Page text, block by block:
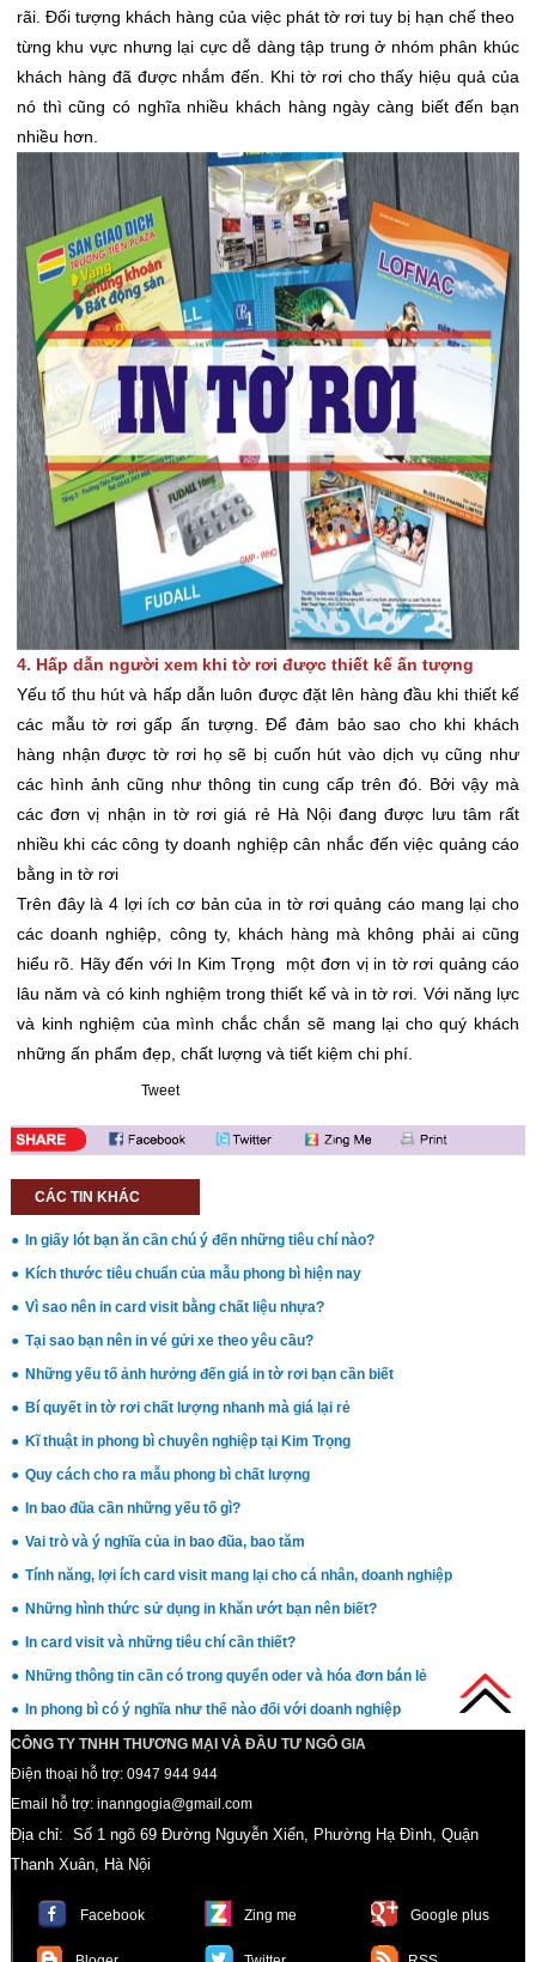
rãi. Đối tượng khách hàng của việc phát tờ rơi tuy bị hạn chế theo
từng khu vực nhưng lại cực dễ dàng tập trung ở nhóm phân khúc
khách hàng đã được nhắm đến. Khi tờ rơi cho thấy hiệu quả của
nó thì cũng có nghĩa nhiều khách hàng ngày càng biết đến bạn
nhiều hơn.
4. Hấp dẫn người xem khi tờ rơi được thiết kế ấn tượng
Yếu tố thu hút và hấp dẫn luôn được đặt lên hàng đầu khi thiết kế
các mẫu tờ rơi gấp ấn tượng. Để đảm bảo sao cho khi khách
hàng nhận được tờ rơi họ sẽ bị cuốn hút vào dịch vụ cũng như
các hình ảnh cũng như thông tin cung cấp trên đó. Bởi vậy mà
các đơn vị nhận in tờ rơi giá rẻ Hà Nội đang được lưu tâm rất
nhiều khi các công ty doanh nghiệp cân nhắc đến việc quảng cáo
bằng in tờ rơi
Trên đây là 4 lợi ích cơ bản của in tờ rơi quảng cáo mang lại cho
các doanh nghiệp, công ty, khách hàng mà không phải ai cũng
hiểu rõ. Hãy đến với In Kim Trọng một đơn vị in tờ rơi quảng cáo
lâu năm và có kinh nghiệm trong thiết kế và in tờ rơi. Với năng lực
và kinh nghiệm của mình chắc chắn sẽ mang lại cho quý khách
những ấn phẩm đẹp, chất lượng và tiết kiệm chi phí.
Tweet
CÁC TIN KHÁC
In giấy lót bạn ăn cần chú ý đến những tiêu chí nào?
Kích thước tiêu chuẩn của mẫu phong bì hiện nay
Vì sao nên in card visit bằng chất liệu nhựa?
Tại sao bạn nên in vé gửi xe theo yêu cầu?
Những yếu tố ảnh hưởng đến giá in tờ rơi bạn cần biết
Bí quyết in tờ rơi chất lượng nhanh mà giá lại rẻ
Kĩ thuật in phong bì chuyên nghiệp tại Kim Trọng
Quy cách cho ra mẫu phong bì chất lượng
In bao đũa cần những yếu tố gì?
Vai trò và ý nghĩa của in bao đũa, bao tăm
Tính năng, lợi ích card visit mang lại cho cá nhân, doanh nghiệp
Những hình thức sử dụng in khăn ướt bạn nên biết?
In card visit và những tiêu chí cần thiết?
Những thông tin cần có trong quyển oder và hóa đơn bán lẻ
In phong bì có ý nghĩa như thế nào đối với doanh nghiệp
CÔNG TY TNHH THƯƠNG MẠI VÀ ĐẦU TƯ NGÔ GIA
Điện thoại hỗ trợ: 0947 944 944
Email hỗ trợ: inanngogia@gmail.com
Địa chỉ: Số 1 ngõ 69 Đường Nguyễn Xiển, Phường Hạ Đình, Quận
Thanh Xuân, Hà Nội
Facebook Zing me Google plus